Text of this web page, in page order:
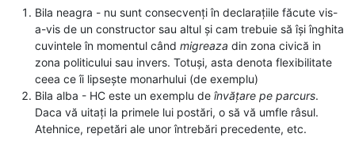
Bila neagra - nu sunt consecvenți în declarațiile făcute vis-
a-vis de un constructor sau altul și cam trebuie să își înghita
cuvintele în momentul când migreaza din zona civică in
zona politicului sau invers. Totuși, asta denota flexibilitate
ceea ce îi lipsește monarhului (de exemplu)
Bila alba - HC este un exemplu de învățare pe parcurs.
Daca vă uitați la primele lui postări, o să vă umfle râsul.
Atehnice, repetări ale unor întrebări precedente, etc.